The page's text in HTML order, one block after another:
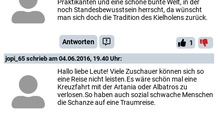
Praktikanten und eine schöne bunte Welt, in der
noch Standesbewusstsein herrscht, da wünscht
man sich doch die Tradition des Kielholens zurück.
Antworten 1
jopi_65 schrieb am 04.06.2016, 19.40 Uhr:
Hallo liebe Leute! Viele Zuschauer können sich so
eine Reise nicht leisten.Es wäre schön mal eine
Kreuzfahrt mit der Artania oder Albatros zu
verlosen.So haben auch sozial schwache Menschen
die Schanze auf eine Traumreise.